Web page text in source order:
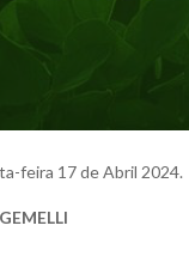
feira 17 de Abril 2024.